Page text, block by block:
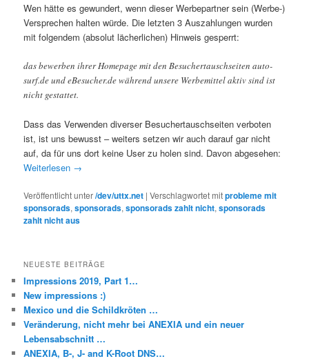
Wen hätte es gewundert, wenn dieser Werbepartner sein (Werbe-)
Versprechen halten würde. Die letzten 3 Auszahlungen wurden
mit folgendem (absolut lächerlichen) Hinweis gesperrt:
das bewerben ihrer Homepage mit den Besuchertauschseiten auto-
surf.de und eBesucher.de während unsere Werbemittel aktiv sind ist
nicht gestattet.
Dass das Verwenden diverser Besuchertauschseiten verboten
ist, ist uns bewusst – weiters setzen wir auch darauf gar nicht
auf, da für uns dort keine User zu holen sind. Davon abgesehen:
Weiterlesen →
Veröffentlicht unter/dev/uttx.net |Verschlagwortet mitprobleme mit
sponsorads,sponsorads,sponsorads zahlt nicht,sponsorads
zahlt nicht aus
NEUESTE BEITRÄGE
Impressions 2019, Part 1…
New impressions :)
Mexico und die Schildkröten …
Veränderung, nicht mehr bei ANEXIA und ein neuer
Lebensabschnitt …
ANEXIA, B-, J- and K-Root DNS…